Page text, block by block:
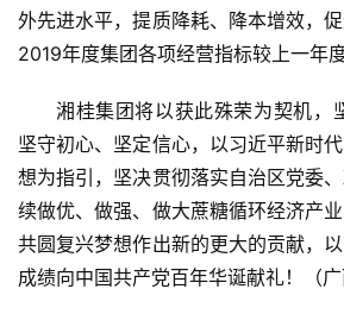
外先进水平，提质降耗、降本增效，促
2019年度集团各项经营指标较上一年
湘桂集团将以获此殊荣为契机，
坚守初心、坚定信心，以习近平新时
想为指引，坚决贯彻落实自治区党委
续做优、做强、做大蔗糖循环经济产业
共圆复兴梦想作出新的更大的贡献，
成绩向中国共产党百年华诞献礼！（广